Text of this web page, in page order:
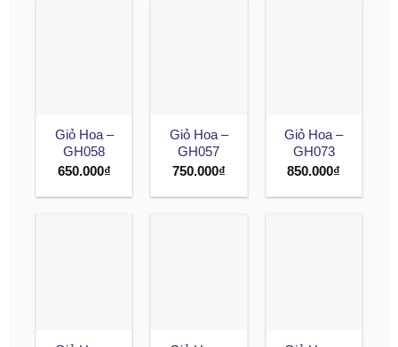
Giỏ Hoa –
GH058
650.000₫
Giỏ Hoa –
GH057
750.000₫
Giỏ Hoa –
GH073
850.000₫